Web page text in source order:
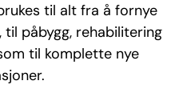
til alt fra å fornye
påbygg, rehabilitering
til komplette nye